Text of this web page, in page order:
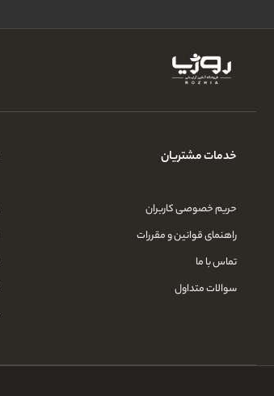
خدمات مشتریان
حریم خصوصی کاربران
راهنمای قوانین و مقررات
تماس با ما
سوالات متداول